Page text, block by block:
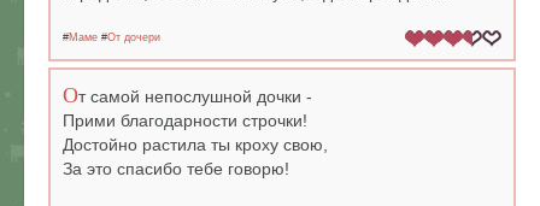
#Маме #От дочери
От самой непослушной дочки -
Прими благодарности строчки!
Достойно растила ты кроху свою,
За это спасибо тебе говорю!